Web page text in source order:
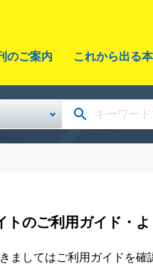
のご案内 これから出る本
トのご利用ガイド・
ましてはご利用ガイドを